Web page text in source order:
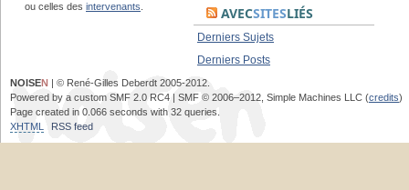
ou celles des intervenants AVECSITESLIÉS
Derniers Sujets
Derniers Posts
NOISEN | © René-Gilles Deberdt 2005-2012.
Powered by a custom SMF 2.0 RC4 | SMF © 2006–2012, Simple Machines LLC (credits)
Page created in 0.066 seconds with 32 queries.
XHTML
RSS feed